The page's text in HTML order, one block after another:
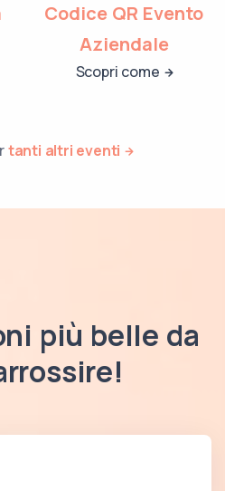
Codice QR Evento
Aziendale
Scopri come
tanti altri eventi
più belle da